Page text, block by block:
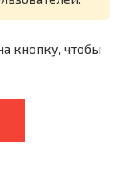
кнопку, чтобы